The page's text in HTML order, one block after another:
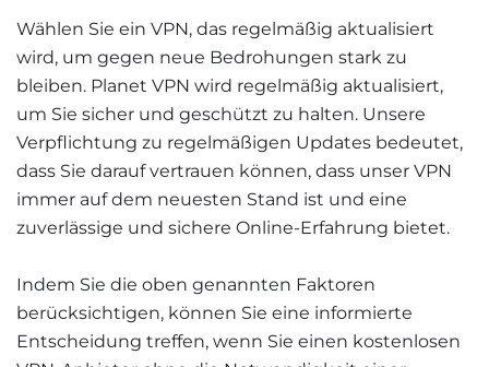
Wählen Sie ein VPN, das regelmäßig aktualisiert
wird, um gegen neue Bedrohungen stark zu
bleiben. Planet VPN wird regelmäßig aktualisiert,
um Sie sicher und geschützt zu halten. Unsere
Verpflichtung zu regelmäßigen Updates bedeutet,
dass Sie darauf vertrauen können, dass unser VPN
immer auf dem neuesten Stand ist und eine
zuverlässige und sichere Online-Erfahrung bietet.
Indem Sie die oben genannten Faktoren
berücksichtigen, können Sie eine informierte
Entscheidung treffen, wenn Sie einen kostenlosen